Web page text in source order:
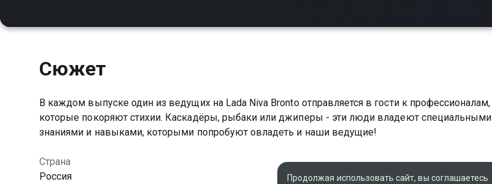
Сюжет
В каждом выпуске один из ведущих на Lada Niva Bronto отправляется в гости к профессионалам,
которые покоряют стихии. Каскадёры, рыбаки или джиперы - эти люди владеют специальными
знаниями и навыками, которыми попробуют овладеть и наши ведущие!
Страна
Россия
Продолжая использовать сайт, вы соглашаетесь